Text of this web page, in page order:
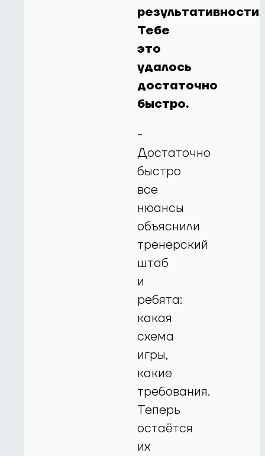
результативности.
Тебе
это
удалось
достаточно
быстро.
-
Достаточно
быстро
все
нюансы
объяснили
тренерский
штаб
и
ребята:
какая
схема
игры,
какие
требования.
Теперь
остаётся
их